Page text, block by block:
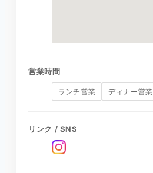
営業時間
ランチ営業 ディナー営業
リンク / SNS